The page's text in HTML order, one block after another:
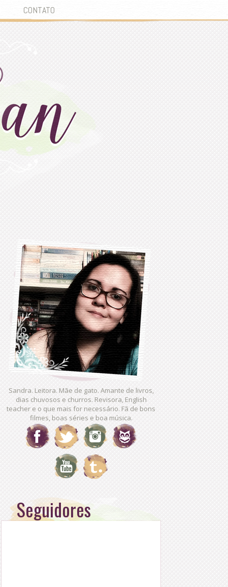
CONTATO
Sandra. Leitora. Mãe de gato. Amante de livros,
dias chuvosos e churros. Revisora, English
teacher e o que mais for necessário. Fã de bons
filmes, boas séries e boa música.
Seguidores